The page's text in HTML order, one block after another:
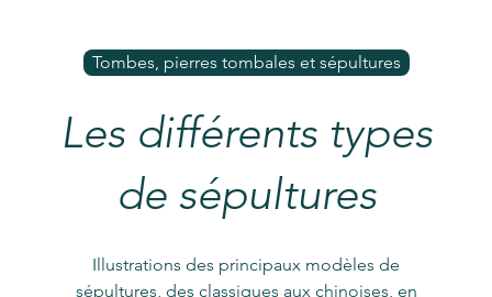
Tombes, pierres tombales et sépultures
Les différents types
de sépultures
Illustrations des principaux modèles de
sépultures, des classiques aux chinoises, en